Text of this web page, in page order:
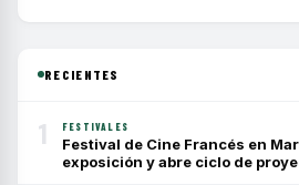
RECIENTES
1 FESTIVALES
Festival de Cine Francés en
exposición y abre ciclo de